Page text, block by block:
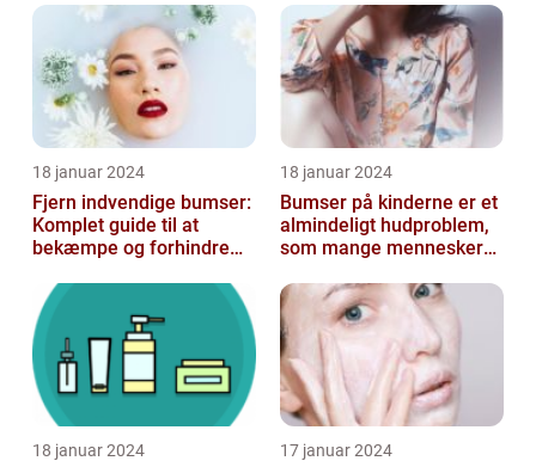
18 januar 2024
Fjern indvendige bumser:
Komplet guide til at
bekæmpe og forhindre
18 januar 2024
Bumser på kinderne er et
almindeligt hudproblem,
som mange mennesker
18 januar 2024 17 januar 2024